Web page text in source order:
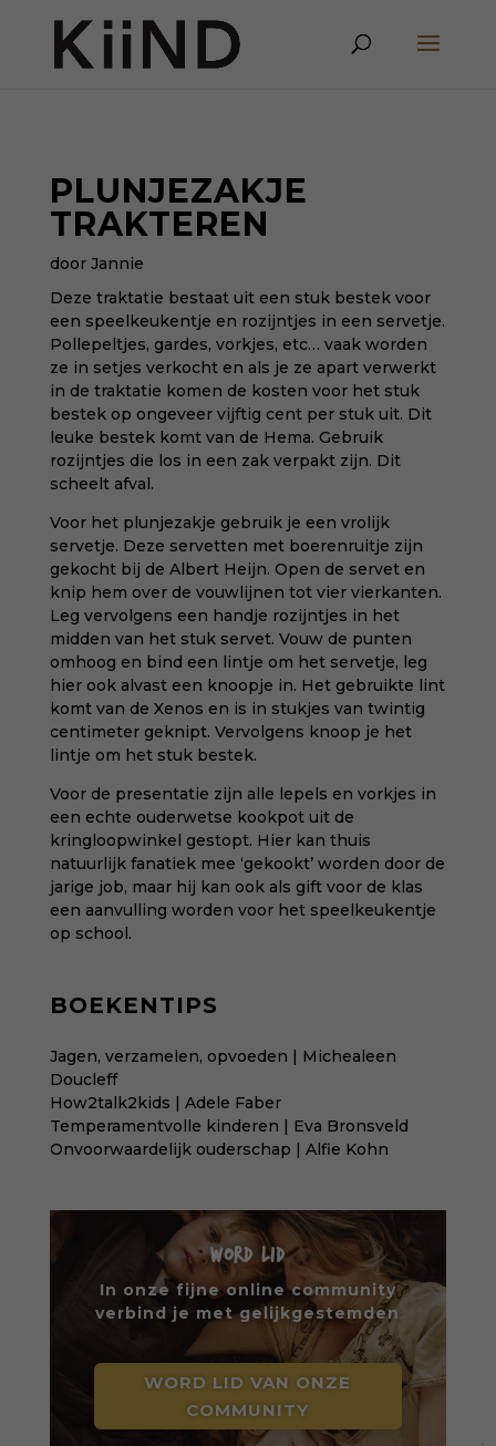
PLUNJEZAKJE
TRAKTEREN
door Jannie
Deze traktatie bestaat uit een stuk bestek voor
een speelkeukentje en rozijntjes in een servetje.
Pollepeltjes, gardes, vorkjes, etc… vaak worden
ze in setjes verkocht en als je ze apart verwerkt
in de traktatie komen de kosten voor het stuk
bestek op ongeveer vijftig cent per stuk uit. Dit
leuke bestek komt van de Hema. Gebruik
rozijntjes die los in een zak verpakt zijn. Dit
scheelt afval.
Voor het plunjezakje gebruik je een vrolijk
servetje. Deze servetten met boerenruitje zijn
gekocht bij de Albert Heijn. Open de servet en
knip hem over de vouwlijnen tot vier vierkanten.
Leg vervolgens een handje rozijntjes in het
midden van het stuk servet. Vouw de punten
omhoog en bind een lintje om het servetje, leg
hier ook alvast een knoopje in. Het gebruikte lint
komt van de Xenos en is in stukjes van twintig
centimeter geknipt. Vervolgens knoop je het
lintje om het stuk bestek.
Voor de presentatie zijn alle lepels en vorkjes in
een echte ouderwetse kookpot uit de
kringloopwinkel gestopt. Hier kan thuis
natuurlijk fanatiek mee ‘gekookt’ worden door de
jarige job, maar hij kan ook als gift voor de klas
een aanvulling worden voor het speelkeukentje
op school.
BOEKENTIPS
Jagen, verzamelen, opvoeden | Michealeen
Doucleff
How2talk2kids | Adele Faber
Temperamentvolle kinderen | Eva Bronsveld
Onvoorwaardelijk ouderschap | Alfie Kohn
WORD LID
In onze fijne online community
verbind je met gelijkgestemden
WORD LID VAN ONZE
COMMUNITY